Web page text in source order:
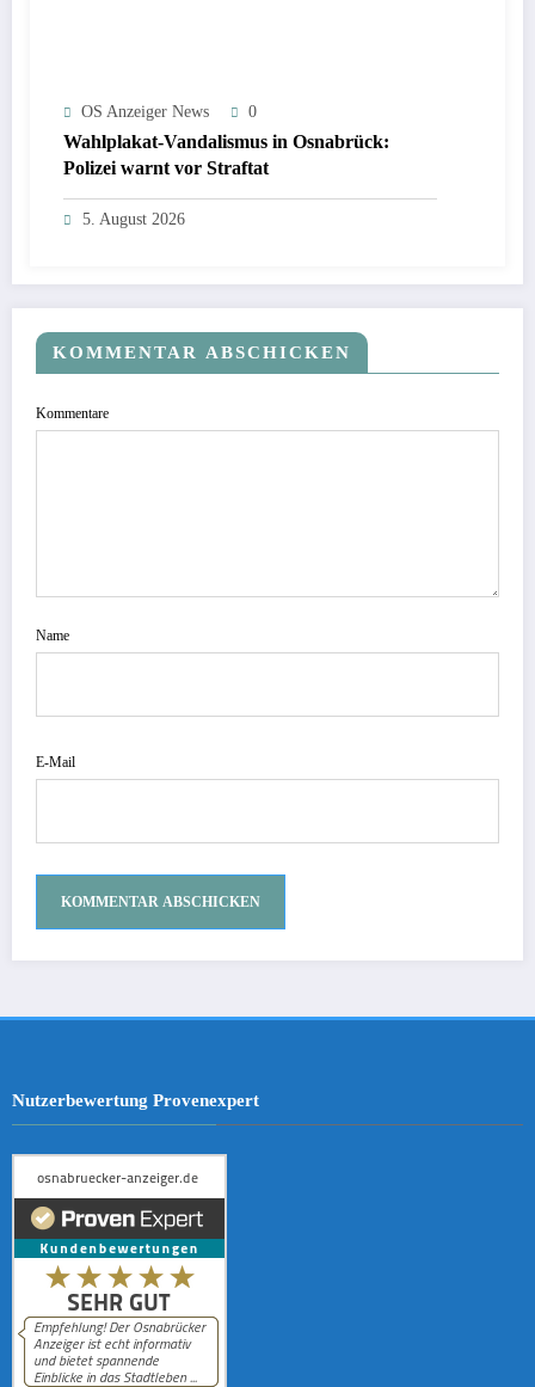
OS Anzeiger News 0
Wahlplakat-Vandalismus in Osnabrück:
Polizei warnt vor Straftat
5. August 2026
KOMMENTAR ABSCHICKEN
Kommentare
Name
E-Mail
Nutzerbewertung Provenexpert